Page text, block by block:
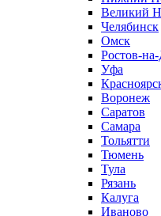
Великий
Челябинск
Омск
Ростов-
Уфа
Воронеж
Саратов
Самара
Тольятти
Тюмень
Тула
Рязань
Калуга
Иваново